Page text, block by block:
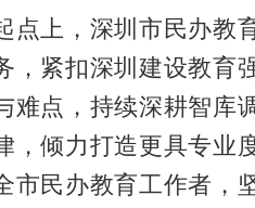
点上，深圳市民办教
，紧扣深圳建设教育
难点，持续深耕智库
，倾力打造更具专业
市民办教育工作者，